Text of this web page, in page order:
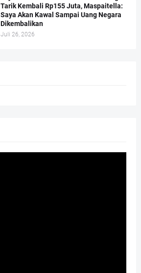
Tarik Kembali Rp155 Juta, Maspaitella:
Saya Akan Kawal Sampai Uang Negara
Dikembalikan
Juli 26, 2026